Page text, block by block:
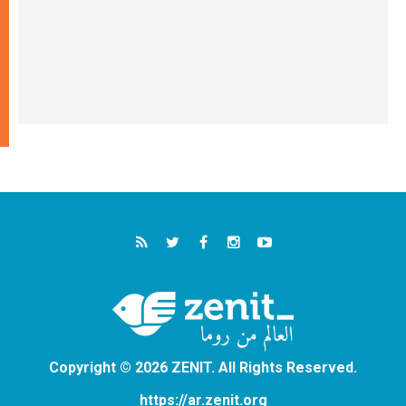
Copyright © 2026 ZENIT. All Rights Reserved.
https://ar.zenit.org